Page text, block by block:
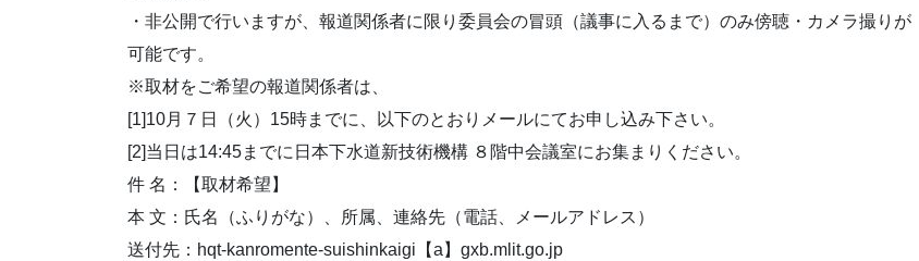
・非公開で行いますが、報道関係者に限り委員会の冒頭（議事に入るまで）のみ傍聴・カメラ撮りが
可能です。
※取材をご希望の報道関係者は、
[1]10月７日（火）15時までに、以下のとおりメールにてお申し込み下さい。
[2]当日は14:45までに日本下水道新技術機構 ８階中会議室にお集まりください。
件 名：【取材希望】
本 文：氏名（ふりがな）、所属、連絡先（電話、メールアドレス）
送付先：hqt-kanromente-suishinkaigi【a】gxb.mlit.go.jp